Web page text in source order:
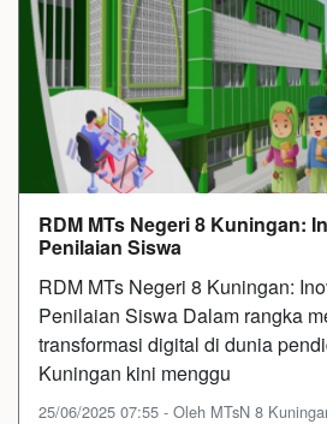
RDM MTs Negeri 8 Kuningan:
Penilaian Siswa
RDM MTs Negeri 8 Kuningan:
Penilaian Siswa Dalam rangka
transformasi digital di dunia
Kuningan kini menggu
25/06/2025 07:55 - Oleh MTsN 8